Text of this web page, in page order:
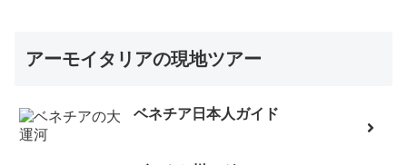
アーモイタリアの現地ツアー
ベネチア日本人ガイド